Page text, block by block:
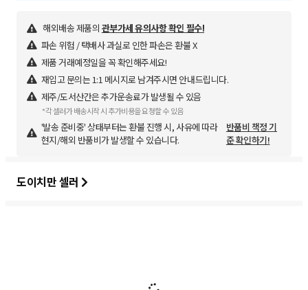
해외배송 제품의 관부가세 유의사항 확인 필수!
파손 위험 / 택배사 과실로 인한 파손은 환불 X
제품 거래예정일을 꼭 확인해주세요!
재입고 문의는 1:1 메시지로 남겨주시면 안내드립니다.
제주/도서산간은 추가운송료가 발생될 수 있음
*각 셀러가 배송시작 시 추가비용을 요청할 수 있음
'발송 준비중' 상태부터는 환불 진행 시, 사유에 따라
현지/해외 반품비가 발생할 수 있습니다.
반품비 책정 기
준 확인하기!
도이치만 셀러